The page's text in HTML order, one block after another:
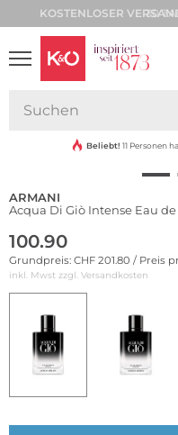
30
VIBES
Beliebt! 11 Personen
ARMANI
Acqua Di Giò Intense Eau
100.90
Grundpreis: CHF 201.80 / Preis
inkl. Mwst zzgl. Versandkosten